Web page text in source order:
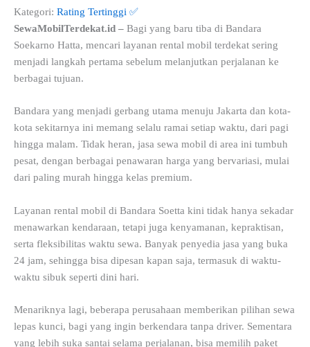
Kategori: Rating Tertinggi ✅
SewaMobilTerdekat.id – Bagi yang baru tiba di Bandara
Soekarno Hatta, mencari layanan rental mobil terdekat sering
menjadi langkah pertama sebelum melanjutkan perjalanan ke
berbagai tujuan.
Bandara yang menjadi gerbang utama menuju Jakarta dan kota-
kota sekitarnya ini memang selalu ramai setiap waktu, dari pagi
hingga malam. Tidak heran, jasa sewa mobil di area ini tumbuh
pesat, dengan berbagai penawaran harga yang bervariasi, mulai
dari paling murah hingga kelas premium.
Layanan rental mobil di Bandara Soetta kini tidak hanya sekadar
menawarkan kendaraan, tetapi juga kenyamanan, kepraktisan,
serta fleksibilitas waktu sewa. Banyak penyedia jasa yang buka
24 jam, sehingga bisa dipesan kapan saja, termasuk di waktu-
waktu sibuk seperti dini hari.
Menariknya lagi, beberapa perusahaan memberikan pilihan sewa
lepas kunci, bagi yang ingin berkendara tanpa driver. Sementara
yang lebih suka santai selama perjalanan, bisa memilih paket